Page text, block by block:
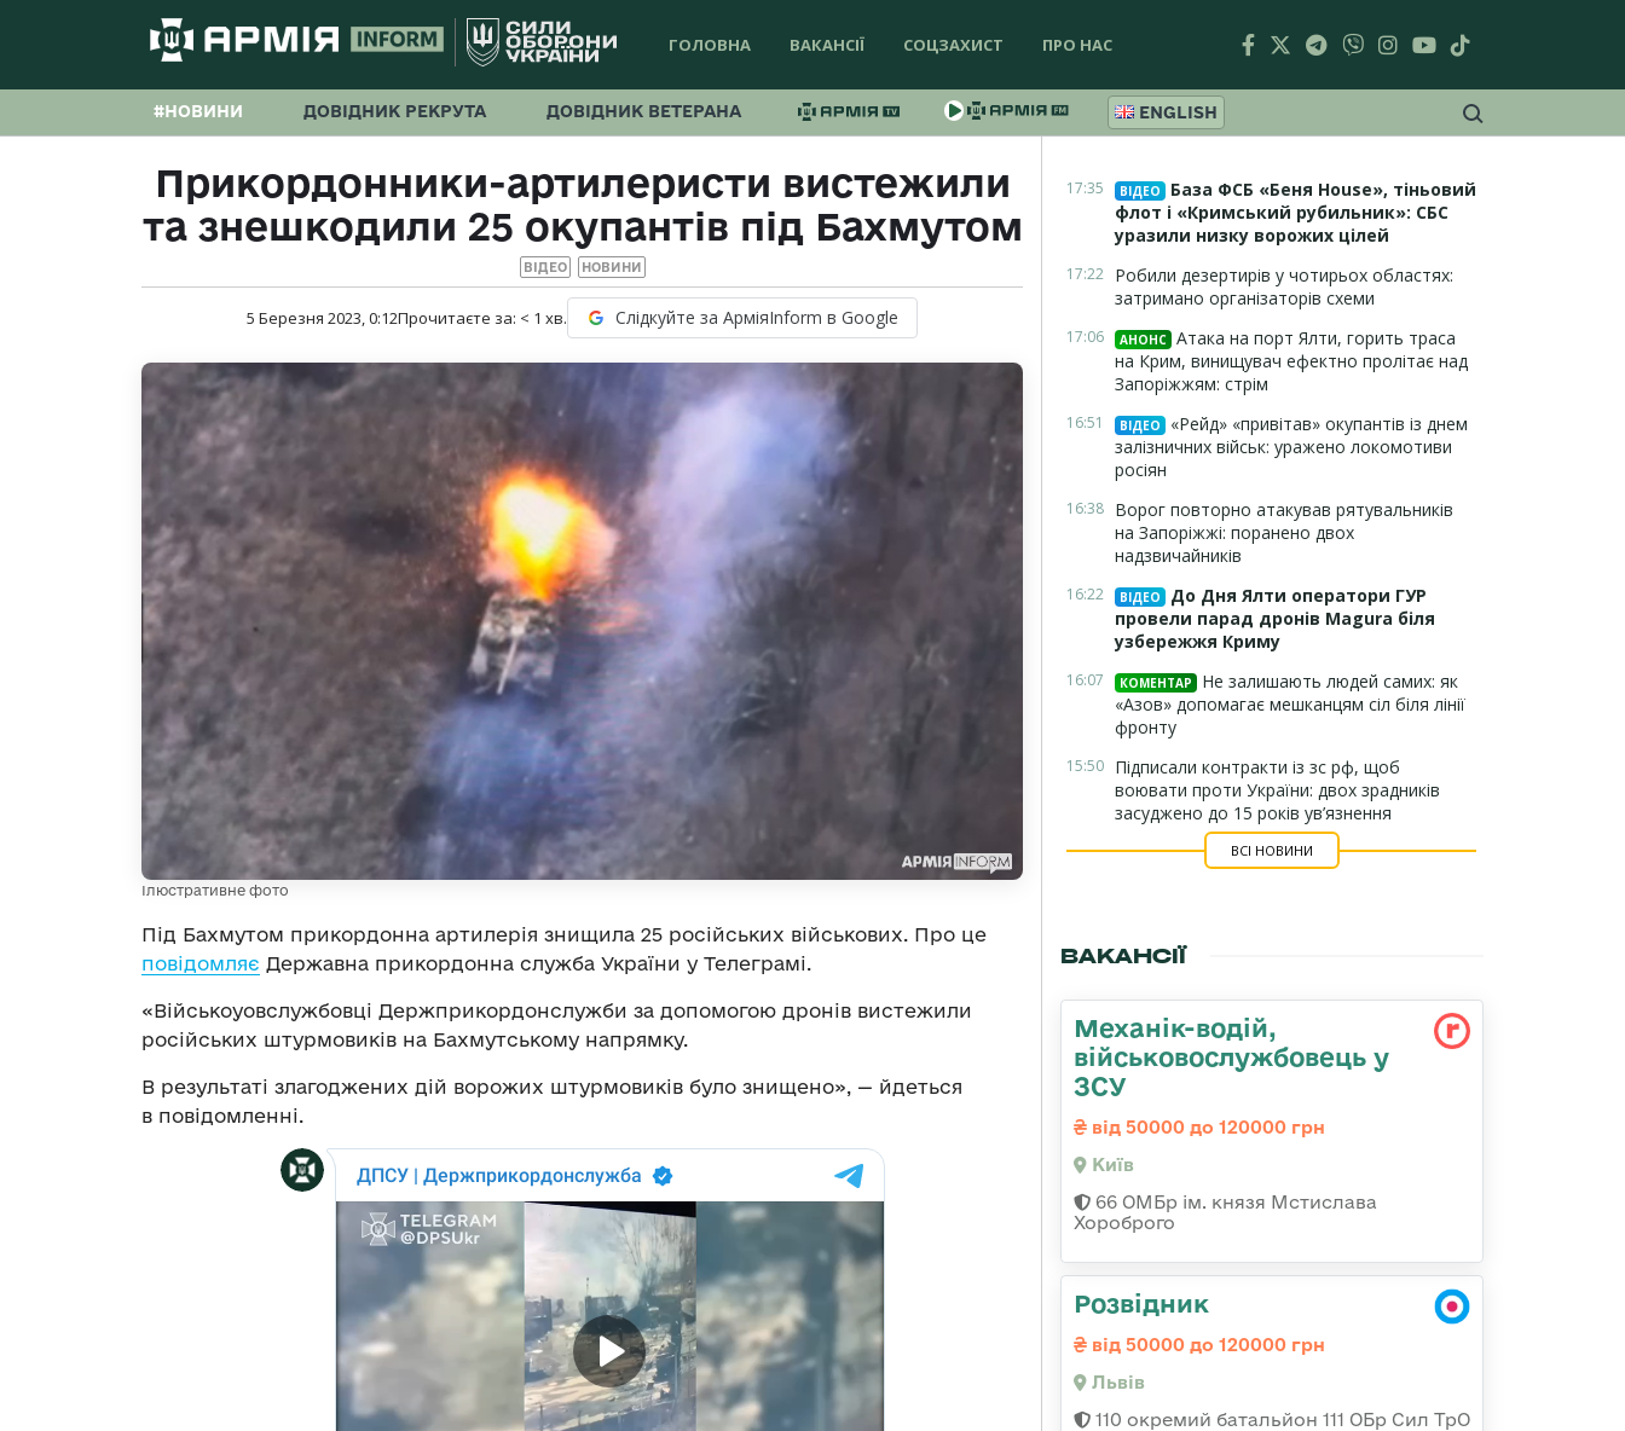
ГОЛОВНА ВАКАНСІЇ СОЦЗАХИСТ ПРО НАС
#НОВИНИ ДОВІДНИК РЕКРУТА ДОВІДНИК ВЕТЕРАНА ENGLISH
Прикордонники-артилеристи вистежили
та знешкодили 25 окупантів під Бахмутом
ВІДЕО НОВИНИ
5 Березня 2023, 0:12Прочитаєте за: < 1 хв. Слідкуйте за АрміяInform в Google
Ілюстративне фото
Під Бахмутом прикордонна артилерія знищила 25 російських військових. Про це
повідомляє Державна прикордонна служба України у Телеграмі.
«Військоуовслужбовці Держприкордонслужби за допомогою дронів вистежили
російських штурмовиків на Бахмутському напрямку.
В результаті злагоджених дій ворожих штурмовиків було знищено», — йдеться
в повідомленні.
17:35 ВІДЕО
База ФСБ «Беня House», тіньовий
флот і «Кримський рубильник»: СБС
уразили низку ворожих цілей
17:22 Робили дезертирів у чотирьох областях:
затримано організаторів схеми
17:06 АНОНС Атака на порт Ялти, горить траса
на Крим, винищувач ефектно пролітає над
Запоріжжям: стрім
16:51 ВІДЕО
«Рейд» «привітав» окупантів із днем
залізничних військ: уражено локомотиви
росіян
16:38 Ворог повторно атакував рятувальників
на Запоріжжі: поранено двох
надзвичайників
16:22 ВІДЕО
До Дня Ялти оператори ГУР
провели парад дронів Magura біля
узбережжя Криму
16:07 КОМЕНТАР
Не залишають людей самих: як
«Азов» допомагає мешканцям сіл біля лінії
фронту
15:50 Підписали контракти із зс рф, щоб
воювати проти України: двох зрадників
засуджено до 15 років ув’язнення
ВСІ НОВИНИ
ВАКАНСІЇ
Механік-водій,
військовослужбовець у
ЗСУ
від 50000 до 120000 грн
Київ
66 ОМБр ім. князя Мстислава
Хороброго
Розвідник
від 50000 до 120000 грн
Львів
110 окремий батальйон 111 ОБр Сил ТрО